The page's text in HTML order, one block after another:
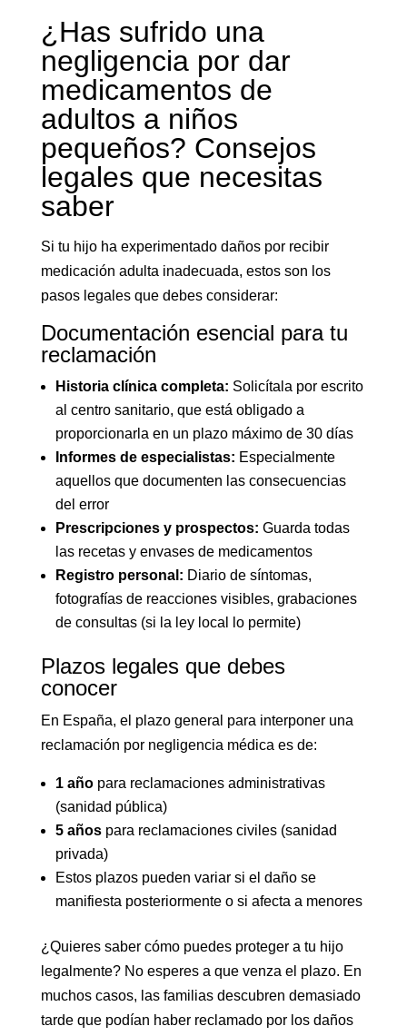
¿Has sufrido una
negligencia por dar
medicamentos de
adultos a niños
pequeños? Consejos
legales que necesitas
saber
Si tu hijo ha experimentado daños por recibir
medicación adulta inadecuada, estos son los
pasos legales que debes considerar:
Documentación esencial para tu
reclamación
Historia clínica completa: Solicítala por escrito
al centro sanitario, que está obligado a
proporcionarla en un plazo máximo de 30 días
Informes de especialistas: Especialmente
aquellos que documenten las consecuencias
del error
Prescripciones y prospectos: Guarda todas
las recetas y envases de medicamentos
Registro personal: Diario de síntomas,
fotografías de reacciones visibles, grabaciones
de consultas (si la ley local lo permite)
Plazos legales que debes
conocer
En España, el plazo general para interponer una
reclamación por negligencia médica es de:
1 añopara reclamaciones administrativas
(sanidad pública)
5 añospara reclamaciones civiles (sanidad
privada)
Estos plazos pueden variar si el daño se
manifiesta posteriormente o si afecta a menores
¿Quieres saber cómo puedes proteger a tu hijo
legalmente? No esperes a que venza el plazo. En
muchos casos, las familias descubren demasiado
tarde que podían haber reclamado por los daños